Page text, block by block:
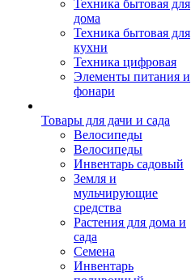
Техника бытовая для
дома
Техника бытовая для
кухни
Техника цифровая
Элементы питания и
фонари
Товары для дачи и сада
Велосипеды
Велосипеды
Инвентарь садовый
Земля и
мульчирующие
средства
Растения для дома и
сада
Семена
Инвентарь